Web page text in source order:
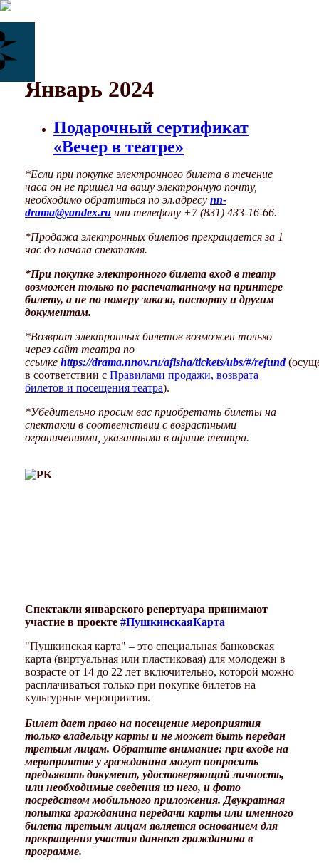
Январь 2024
Подарочный сертификат
«Вечер в театре»
*Если при покупке электронного билета в течение
часа он не пришел на вашу электронную почту,
необходимо обратиться по эл.адресу nn-
drama@yandex.ru или телефону +7 (831) 433-16-66.
*Продажа электронных билетов прекращается за 1
час до начала спектакля.
*При покупке электронного билета вход в театр
возможен только по распечатанному на принтере
билету, а не по номеру заказа, паспорту и другим
документам.
*Возврат электронных билетов возможен только
через сайт театра по
ссылке https://drama.nnov.ru/afisha/tickets/ubs/#/refund
в соответствии с Правилами продажи, возврата
билетов и посещения театра).
*Убедительно просим вас приобретать билеты на
спектакли в соответствии с возрастными
ограничениями, указанными в афише театра.
Спектакли январского репертуара принимают
участие в проекте #ПушкинскаяКарта
"Пушкинская карта" – это специальная банковская
карта (виртуальная или пластиковая) для молодежи в
возрасте от 14 до 22 лет включительно, которой можно
расплачиваться только при покупке билетов на
культурные мероприятия.
Билет дает право на посещение мероприятия
только владельцу карты и не может быть передан
третьим лицам. Обратите внимание: при входе на
мероприятие у гражданина могут попросить
предъявить документ, удостоверяющий личность,
или необходимые сведения из него, и фото
посредством мобильного приложения. Двукратная
попытка гражданина передачи карты или именного
билета третьим лицам является основанием для
прекращения участия данного гражданина в
программе.